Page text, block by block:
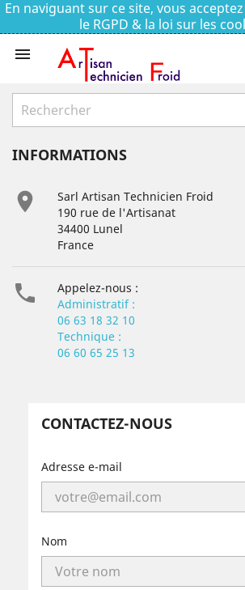
En naviguant sur ce site, vous
le RGPD & la loi sur les

INFORMATIONS

Sarl Artisan Technicien Froid
190 rue de l'Artisanat
34400 Lunel
France

Appelez-nous :
Administratif :
06 63 18 32 10
Technique :
06 60 65 25 13
CONTACTEZ-NOUS
Adresse e-mail
Nom